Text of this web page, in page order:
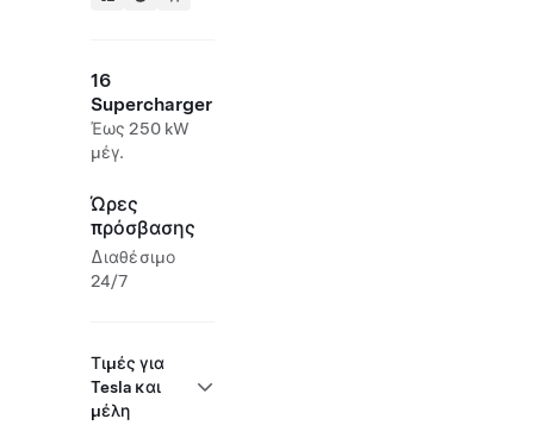
16
Supercharger
Έως 250 kW
μέγ.
Ώρες
πρόσβασης
Διαθέσιμο
24/7
Τιμές για
Tesla και
μέλη